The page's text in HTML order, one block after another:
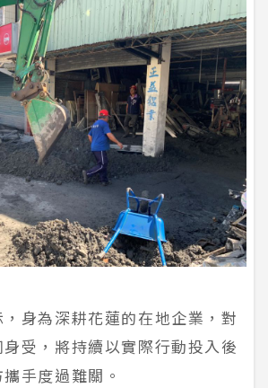
身為深耕花蓮的在地企業，對
受，將持續以實際行動投入後
手度過難關。